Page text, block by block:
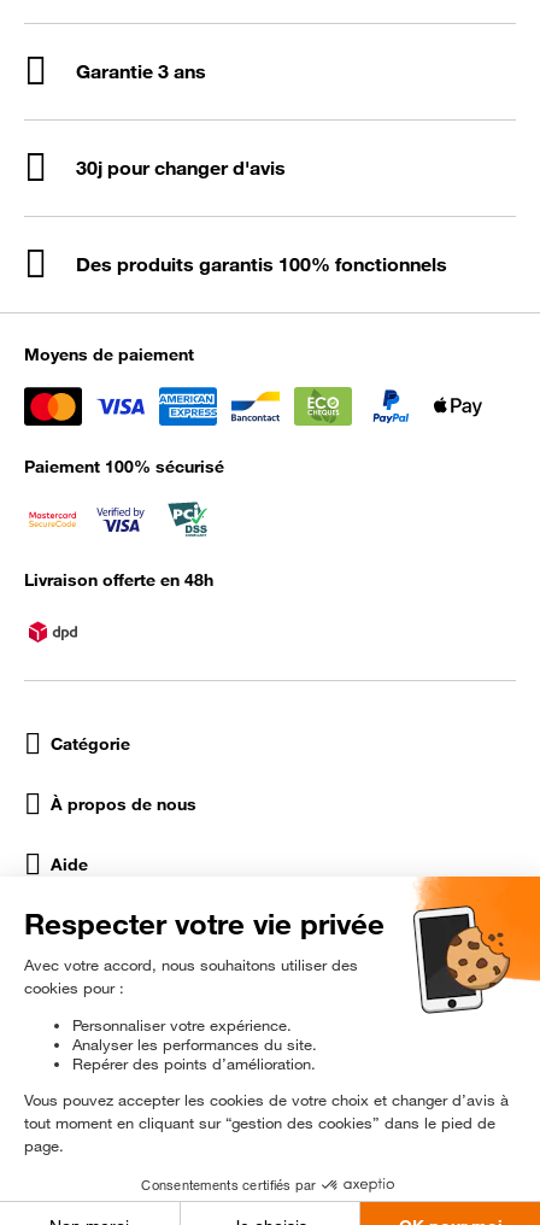
Être prévenu en exclusivité
Garantie 3 ans
30j pour changer d'avis
Des produits garantis 100% fonctionnels
Moyens de paiement
Paiement 100% sécurisé
Livraison offerte en 48h
Catégorie
À propos de nous
Aide
Réseaux Sociaux
rɘconditionné